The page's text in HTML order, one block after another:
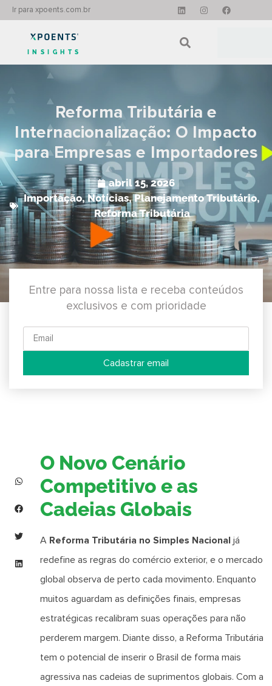
Ir para xpoents.com.br
INSIGHTS
Reforma Tributária e
Internacionalização: O Impacto
para Empresas e Importadores
abril 15, 2026
Importação,Notícias,Planejamento Tributário,
Reforma Tributária
Entre para nossa lista e receba conteúdos
exclusivos e com prioridade
Cadastrar email
O Novo Cenário
Competitivo e as
Cadeias Globais
A Reforma Tributária no Simples Nacional já
redefine as regras do comércio exterior, e o mercado
global observa de perto cada movimento. Enquanto
muitos aguardam as definições finais, empresas
estratégicas recalibram suas operações para não
perderem margem. Diante disso, a Reforma Tributária
tem o potencial de inserir o Brasil de forma mais
agressiva nas cadeias de suprimentos globais. Com a